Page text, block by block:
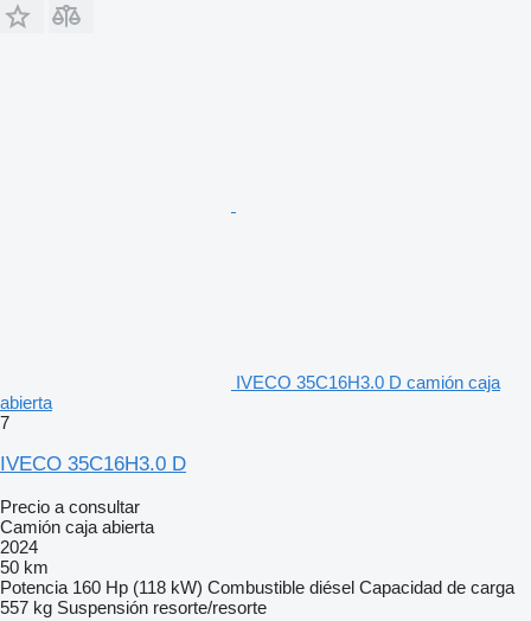
IVECO 35C16H3.0 D camión caja
abierta
7
IVECO 35C16H3.0 D
Precio a consultar
Camión caja abierta
2024
50 km
Potencia 160 Hp (118 kW) Combustible diésel Capacidad de carga
557 kg Suspensión resorte/resorte